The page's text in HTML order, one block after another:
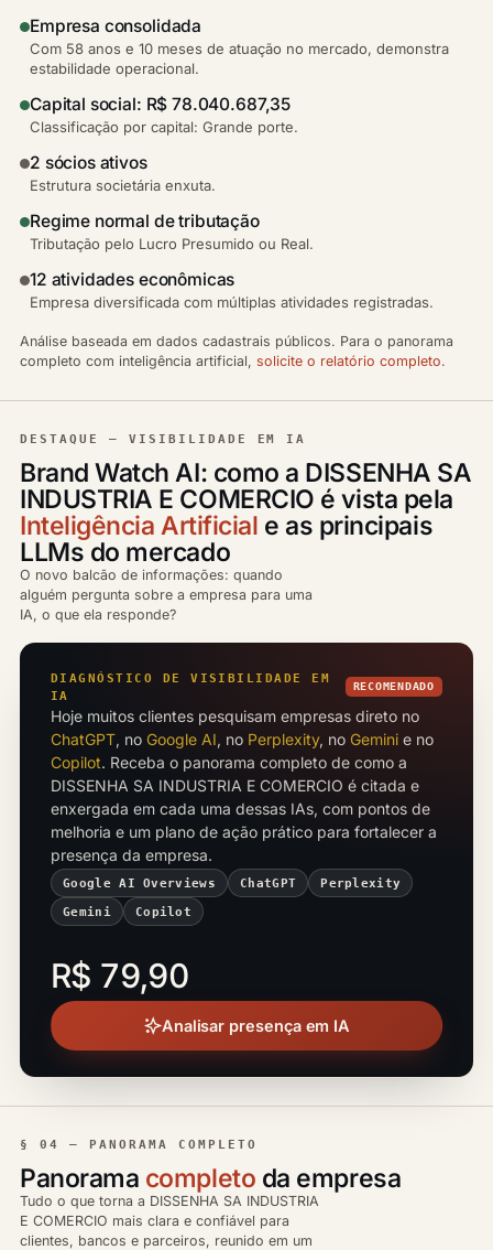
Empresa consolidada
Com 58 anos e 10 meses de atuação no mercado, demonstra
estabilidade operacional.
Capital social: R$ 78.040.687,35
Classificação por capital: Grande porte.
2 sócios ativos
Estrutura societária enxuta.
Regime normal de tributação
Tributação pelo Lucro Presumido ou Real.
12 atividades econômicas
Empresa diversificada com múltiplas atividades registradas.
Análise baseada em dados cadastrais públicos. Para o panorama
completo com inteligência artificial, solicite o relatório completo.
DESTAQUE — VISIBILIDADE EM IA
Brand Watch AI: como a DISSENHA SA
INDUSTRIA E COMERCIO é vista pela
Inteligência Artificial e as principais
LLMs do mercado
O novo balcão de informações: quando
alguém pergunta sobre a empresa para uma
IA, o que ela responde?
DIAGNÓSTICO DE VISIBILIDADE EM
IA
RECOMENDADO
Hoje muitos clientes pesquisam empresas direto no
ChatGPT, no Google AI, no Perplexity, no Gemini e no
Copilot. Receba o panorama completo de como a
DISSENHA SA INDUSTRIA E COMERCIO é citada e
enxergada em cada uma dessas IAs, com pontos de
melhoria e um plano de ação prático para fortalecer a
presença da empresa.
Google AI Overviews ChatGPT Perplexity
Gemini Copilot
R$ 79,90
Analisar presença em IA
§ 04 — PANORAMA COMPLETO
Panorama completo da empresa
Tudo o que torna a DISSENHA SA INDUSTRIA
E COMERCIO mais clara e confiável para
clientes, bancos e parceiros, reunido em um